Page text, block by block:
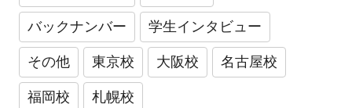
バックナンバー 学生インタビュー
その他 東京校 大阪校 名古屋校
福岡校 札幌校